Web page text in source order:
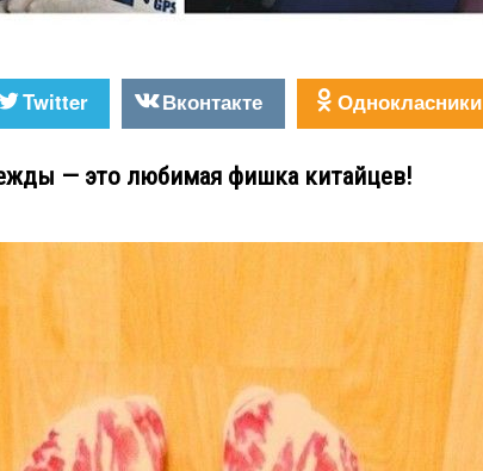
Twitter Вконтакте Однокласники
— это любимая фишка китайцев!